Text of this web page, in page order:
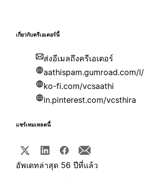
เกี่ยวกับครีเอเตอร์นี้
ส่งอีเมลถึงครีเอเตอร์
aathispam.gumroad.com/
ko-fi.com/vcsaathi
in.pinterest.com/vcsthira
แชร์เทมเพลตนี้
อัพเดทล่าสุด 56 ปีที่แล้ว